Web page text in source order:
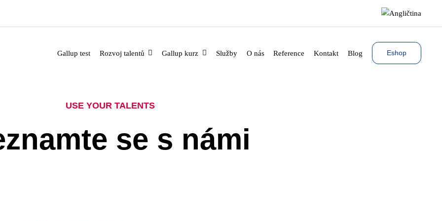
Gallup test Rozvoj talentů Gallup kurz Služby O nás Reference Kontakt Blog Eshop
USE YOUR TALENTS
se s námi